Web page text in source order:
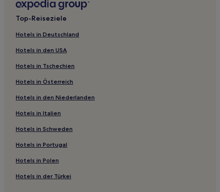
Hotels mit Casino in Reno
Hotels mit Casino in Nevada
Hotels mit Pool in Nevada
Business in Nevada
Familien in Nevada
Hotels mit Fitnessbereich in Nevada
Hotels mit inbegriffenem Frühstück in Nevada
Luxus in Nevada
Hotels mit Küchenzeile in Nevada
Hotels mit Pool in Winnemucca
Top-Reiseziele
Hotels in Deutschland
Hotels in den USA
Hotels in Tschechien
Hotels in Österreich
Hotels in den Niederlanden
Hotels in Italien
Hotels in Schweden
Hotels in Portugal
Hotels in Polen
Hotels in der Türkei